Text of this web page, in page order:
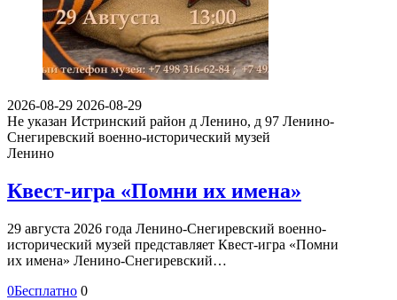
2026-08-29 2026-08-29
Не указан Истринский район д Ленино, д 97 Ленино-
Снегиревский военно-исторический музей
Ленино
Квест-игра «Помни их имена»
29 августа 2026 года Ленино-Снегиревский военно-
исторический музей представляет Квест-игра «Помни
их имена» Ленино-Снегиревский…
0Бесплатно 0